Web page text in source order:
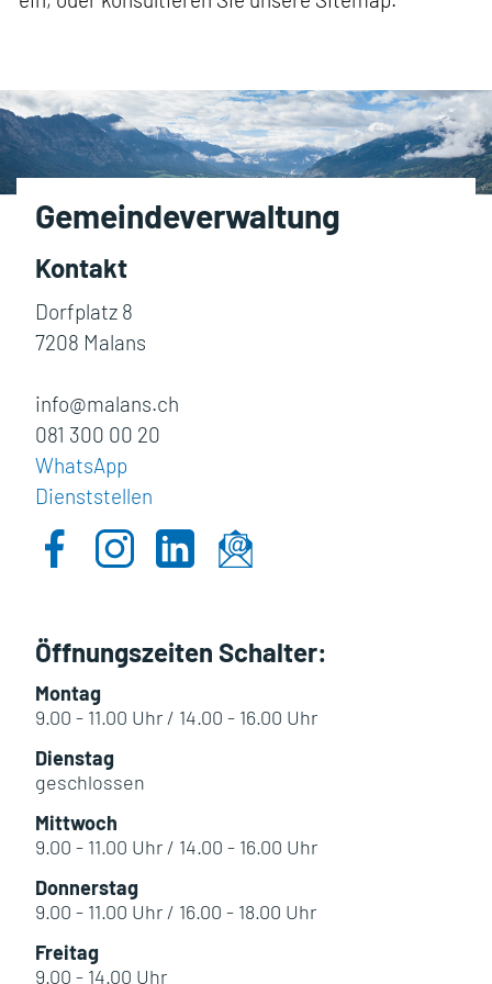
Fusszeile
Gemeindeverwaltung
Kontakt
Dorfplatz 8
7208 Malans
info@malans.ch
081 300 00 20
WhatsApp
Dienststellen
Öffnungszeiten Schalter:
Montag
9.00 - 11.00 Uhr / 14.00 - 16.00 Uhr
Dienstag
geschlossen
Mittwoch
9.00 - 11.00 Uhr / 14.00 - 16.00 Uhr
Donnerstag
9.00 - 11.00 Uhr / 16.00 - 18.00 Uhr
Freitag
9.00 - 14.00 Uhr